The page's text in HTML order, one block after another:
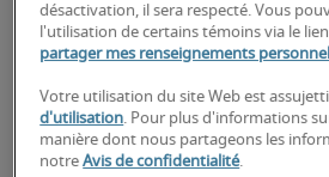
Salaires
postes
désactivation, il sera respecté. Vous
l'utilisation de certains témoins via le lien
partager mes renseignements
Votre utilisation du site Web est
d'utilisation. Pour plus d'informations
manière dont nous partageons les
notreAvis de confidentialité.